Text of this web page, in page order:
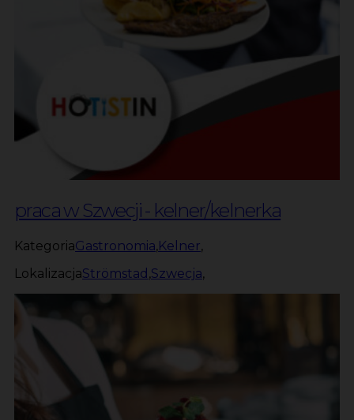
praca w Szwecji - kelner/kelnerka
KategoriaGastronomia,Kelner,
LokalizacjaStrömstad ,Szwecja,